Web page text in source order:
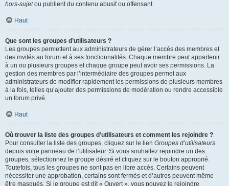
hors-sujetou publient du contenu abusif ou offensant.
Haut
Que sont les groupes d’utilisateurs ?
Les groupes permettent aux administrateurs de gérer l’accès des membres et
des invités au forum et à ses fonctionnalités. Chaque membre peut appartenir
à un ou plusieurs groupes et chaque groupe peut avoir ses permissions. La
gestion des membres par l’intermédiaire des groupes permet aux
administrateurs de modifier rapidement les permissions de plusieurs membres
à la fois, telles qu’ajouter des permissions de modération ou rendre accessible
un forum privé.
Haut
Où trouver la liste des groupes d’utilisateurs et comment les rejoindre ?
Pour consulter la liste des groupes, cliquez sur le lien Groupes d’utilisateurs
depuis votre panneau de l’utilisateur. Si vous souhaitez rejoindre un des
groupes, sélectionnez le groupe désiré et cliquez sur le bouton approprié.
Toutefois, tous les groupes ne sont pas en libre accès. Certains peuvent
nécessiter une approbation, certains sont fermés et d’autres peuvent même
être masqués. Si le groupe est dit « Ouvert », vous pouvez le rejoindre